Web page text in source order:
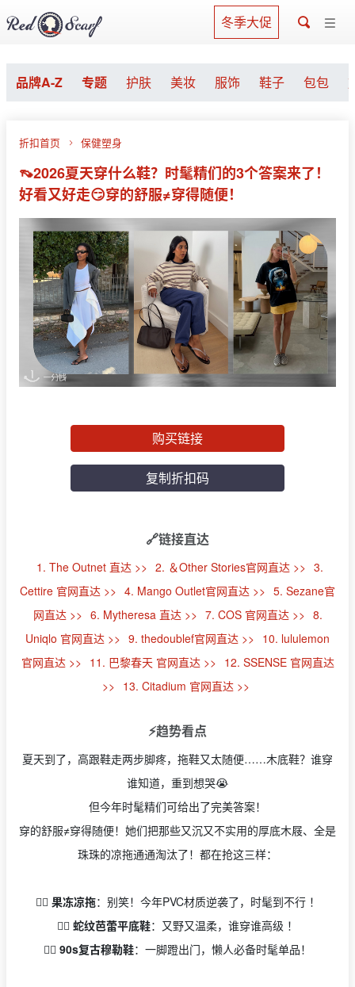
冬季大促
品牌A-Z 专题 护肤 美妆 服饰 鞋子 包包
折扣首页 保健塑身
👡2026夏天穿什么鞋？时髦精们的3个答案来了！
好看又好走😏穿的舒服≠穿得随便！
购买链接
复制折扣码
🔗链接直达
1. The Outnet 直达 >> 2. ＆Other Stories官网直达 >> 3.
Cettire 官网直达 >> 4. Mango Outlet官网直达 >> 5. Sezane官
网直达 >> 6. Mytheresa 直达 >> 7. COS 官网直达 >> 8.
Uniqlo 官网直达 >> 9. thedoublef官网直达 >> 10. lululemon
官网直达 >> 11. 巴黎春天 官网直达 >> 12. SSENSE 官网直达
>> 13. Citadium 官网直达 >>
⚡️趋势看点
夏天到了，高跟鞋走两步脚疼，拖鞋又太随便……木底鞋？谁穿
谁知道，重到想哭😭
但今年时髦精们可给出了完美答案！
穿的舒服≠穿得随便！她们把那些又沉又不实用的厚底木屐、全是
珠珠的凉拖通通淘汰了！都在抢这三样：
👉🏻 果冻凉拖：别笑！今年PVC材质逆袭了，时髦到不行 ！
👉🏻 蛇纹芭蕾平底鞋：又野又温柔，谁穿谁高级 ！
👉🏻 90s复古穆勒鞋：一脚蹬出门，懒人必备时髦单品！